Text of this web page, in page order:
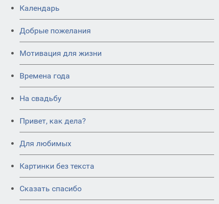
Календарь
Добрые пожелания
Мотивация для жизни
Времена года
На свадьбу
Привет, как дела?
Для любимых
Картинки без текста
Сказать спасибо